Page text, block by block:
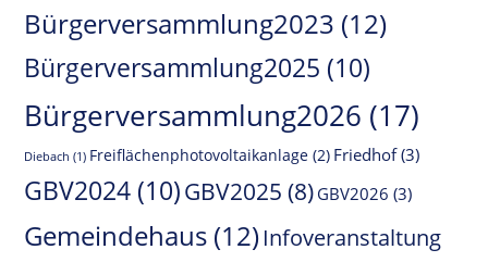
Bürgerversammlung2023 (12)
Bürgerversammlung2025 (10)
Bürgerversammlung2026 (17)
Diebach (1) Freiflächenphotovoltaikanlage (2) Friedhof(3)
GBV2024 (10)GBV2025 (8)GBV2026 (3)
Gemeindehaus (12)Infoveranstaltung